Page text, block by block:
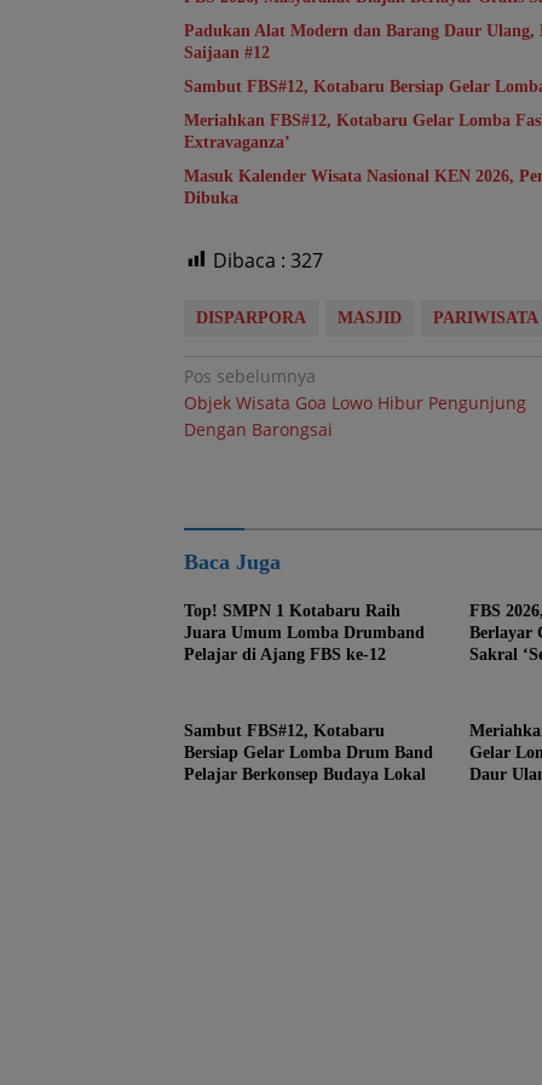
Padukan Alat Modern dan Barang Daur
Saijaan #12
Sambut FBS#12, Kotabaru Bersiap Gelar
Meriahkan FBS#12, Kotabaru Gelar Lomba
Extravaganza’
Masuk Kalender Wisata Nasional KEN 2026,
Dibuka
Dibaca : 327
DISPARPORA MASJID PARIWISATA
Navigasi
pos
Pos sebelumnya
Objek Wisata Goa Lowo Hibur Pengunjung
Dengan Barongsai
Baca Juga
Top! SMPN 1 Kotabaru Raih
Juara Umum Lomba Drumband
Pelajar di Ajang FBS ke-12
FBS
Berlayar
Sakral
Sambut FBS#12, Kotabaru
Bersiap Gelar Lomba Drum Band
Pelajar Berkonsep Budaya Lokal
Gelar
Daur